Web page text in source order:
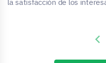
la satisfacción de los